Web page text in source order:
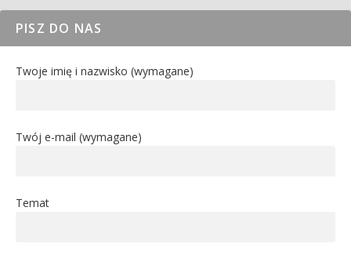
PISZ DO NAS
Twoje imię i nazwisko (wymagane)
Twój e-mail (wymagane)
Temat